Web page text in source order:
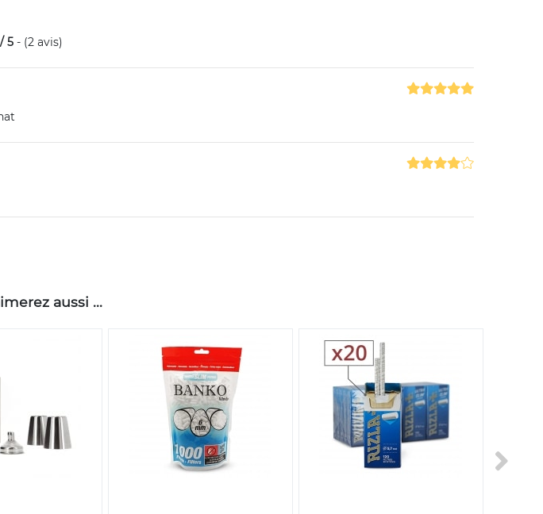
/5 - (2 avis)
aussi ...